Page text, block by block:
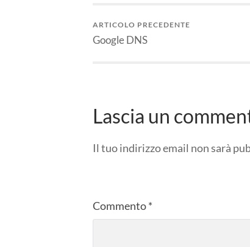
ARTICOLO PRECEDENTE
Google DNS
Lascia un
Il tuo indirizzo email non sarà
Commento*